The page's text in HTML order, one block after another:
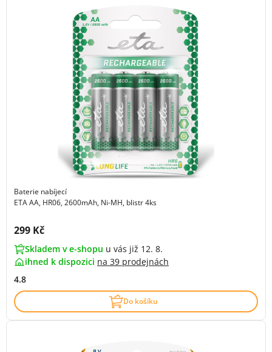
Baterie nabíjecí
ETA AA, HR06, 2600mAh, Ni-MH, blistr 4ks
Cena s DPH:
299 Kč
Skladem v e-shopu u vás již 12. 8.
ihned k dispozici na 39 prodejnách
4.8
Do košíku